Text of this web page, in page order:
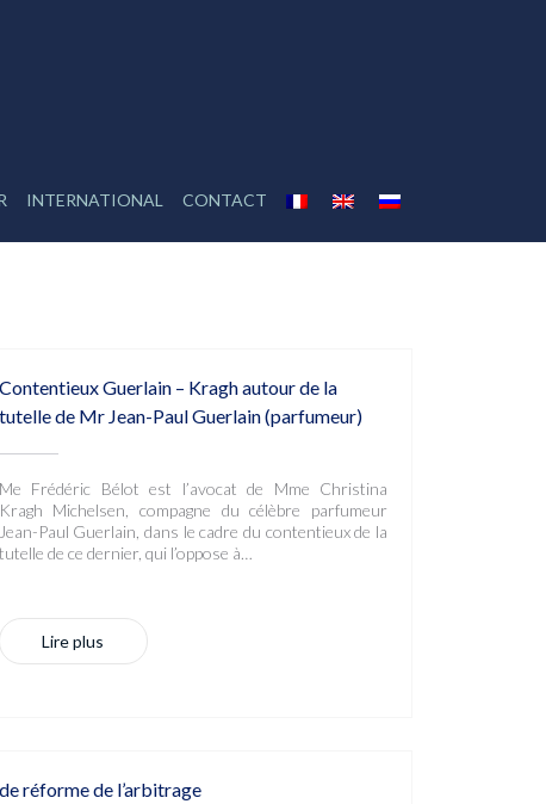
INTERNATIONAL CONTACT
Contentieux Guerlain – Kragh autour de la
tutelle de Mr Jean-Paul Guerlain (parfumeur)
Me Frédéric Bélot est l’avocat de Mme Christina
Kragh Michelsen, compagne du célèbre parfumeur
Jean-Paul Guerlain, dans le cadre du contentieux de la
tutelle de ce dernier, qui l’oppose à…
Lire plus
réforme de l’arbitrage